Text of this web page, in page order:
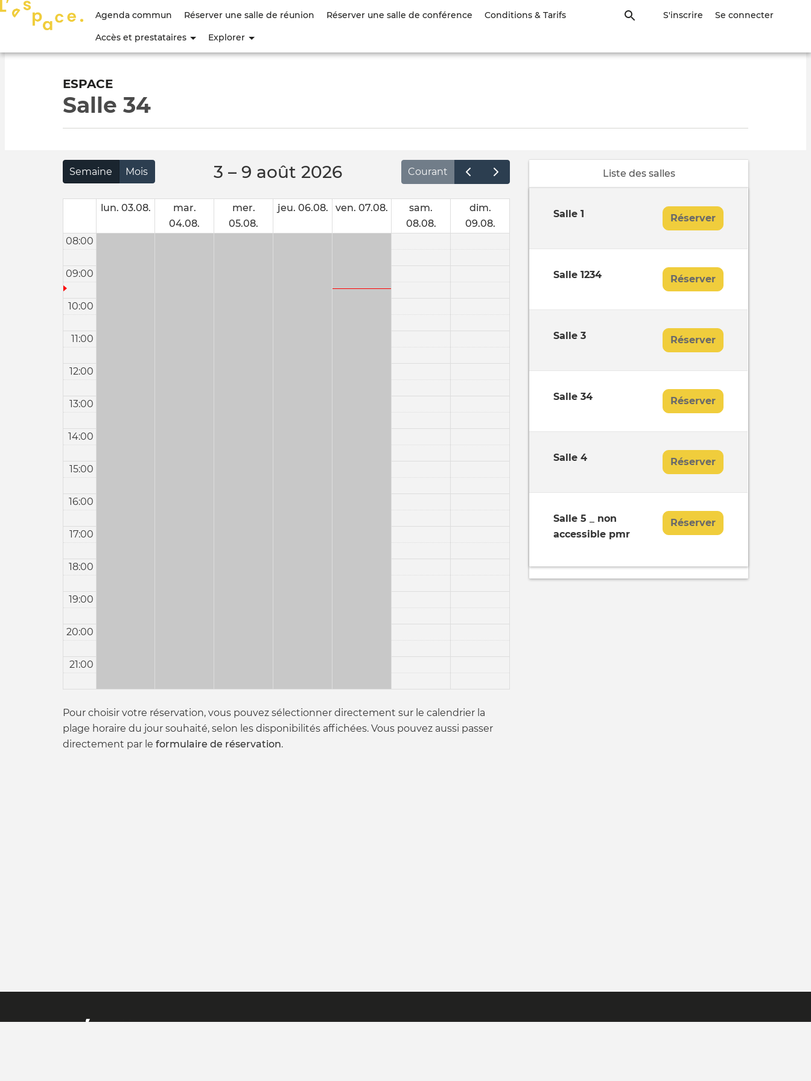
principal
Menu
compte
l'utilisateur
S'inscrire Se connecter
Agenda commun Réserver une salle de réunion Réserver une salle de conférence Conditions & Tarifs
Accès et prestataires Explorer
ESPACE
Salle 34
Liste des salles
Salle 1 Réserver
Salle 1234 Réserver
Salle 3 Réserver
Salle 34 Réserver
Salle 4 Réserver
Salle 5 _ non
accessible pmr
Réserver
Semaine Mois 3 – 9 août 2026 Courant
lun. 03.08.
mar.
04.08.
mer.
05.08.
jeu. 06.08. ven. 07.08.
sam.
08.08.
dim.
09.08.
08:00
09:00
10:00
11:00
12:00
13:00
14:00
15:00
16:00
17:00
18:00
19:00
20:00
21:00
Pour choisir votre réservation, vous pouvez sélectionner directement sur le calendrier la
plage horaire du jour souhaité, selon les disponibilités affichées. Vous pouvez aussi passer
directement par le formulaire de réservation.